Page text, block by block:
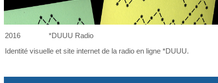
2016
*DUUU Radio
Identité visuelle et site internet de la radio en ligne *DUUU.